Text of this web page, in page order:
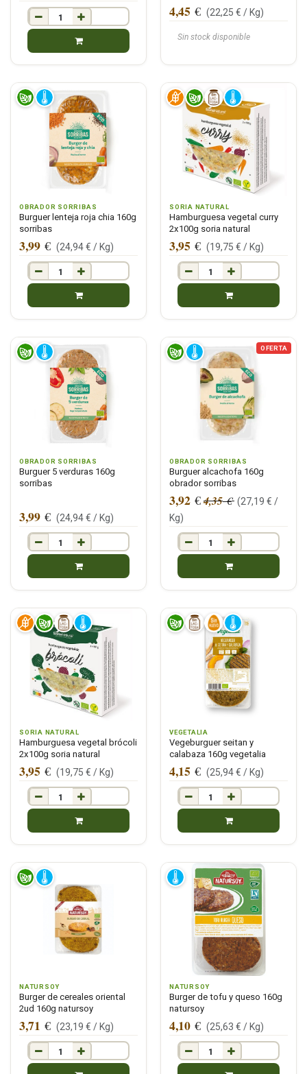
Sin stock disponible
4,45 € (22,25 € / Kg)
OBRADOR SORRIBAS
Burguer lenteja roja chia 160g
sorribas
3,99 € (24,94€ / Kg)
SORIA NATURAL
Hamburguesa vegetal curry
2x100g soria natural
3,95 € (19,75 € / Kg)
OBRADOR SORRIBAS
Burguer 5 verduras 160g
sorribas
3,99 € (24,94€ / Kg)
OFERTA
OBRADOR SORRIBAS
Burguer alcachofa 160g
obrador sorribas
3,92 €4,35€ (27,19 € /
Kg)
SORIA NATURAL
Hamburguesa vegetal brócoli
2x100g soria natural
3,95 € (19,75 € / Kg)
VEGETALIA
Vegeburguer seitan y
calabaza 160g vegetalia
4,15 € (25,94€ / Kg)
NATURSOY
Burger de cereales oriental
2ud 160g natursoy
3,71 € (23,19 € / Kg)
NATURSOY
Burger de tofu y queso 160g
natursoy
4,10 € (25,63 € / Kg)